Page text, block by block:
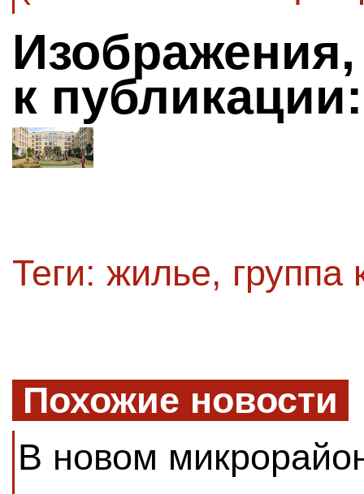
к публикации:
Теги: жилье, группа
Похожие новости
В новом